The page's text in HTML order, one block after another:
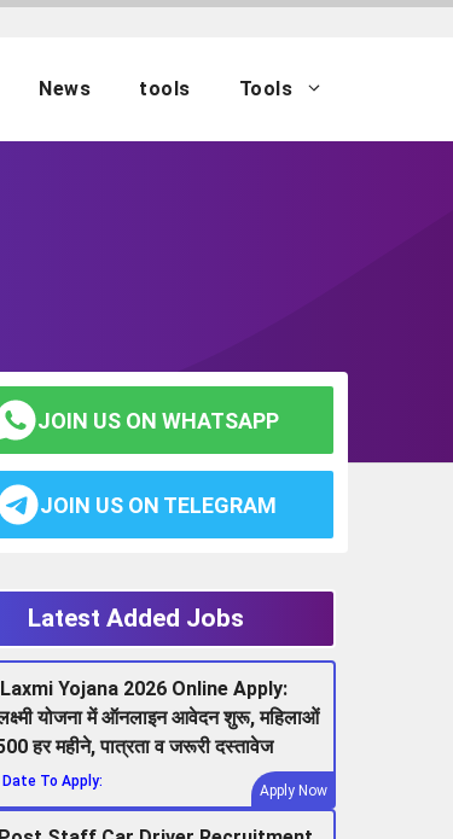
News tools Tools
JOIN US ON WHATSAPP
JOIN US ON TELEGRAM
Latest Added Jobs
Yojana 2026 Online Apply:
योजना में ऑनलाइन आवेदन शुरू, महिलाओं
हर महीने, पात्रता व जरूरी दस्तावेज
To Apply:
Apply Now